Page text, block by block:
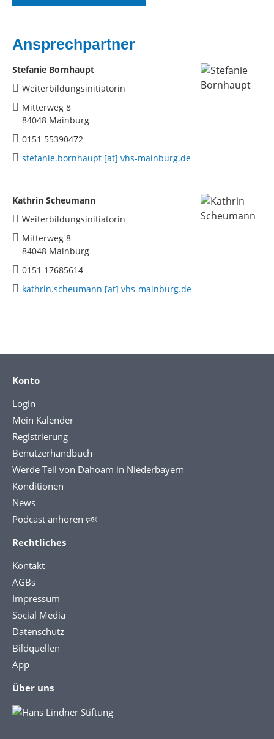
Ansprechpartner
Stefanie Bornhaupt
Weiterbildungsinitiatorin
Mitterweg 8
84048 Mainburg
0151 55390472
stefanie.bornhaupt [at] vhs-mainburg.de
Kathrin Scheumann
Weiterbildungsinitiatorin
Mitterweg 8
84048 Mainburg
0151 17685614
kathrin.scheumann [at] vhs-mainburg.de
Konto
Login
Mein Kalender
Registrierung
Benutzerhandbuch
Werde Teil von Dahoam in Niederbayern
Konditionen
News
Podcast anhören 🕬
Rechtliches
Kontakt
AGBs
Impressum
Social Media
Datenschutz
Bildquellen
App
Über uns